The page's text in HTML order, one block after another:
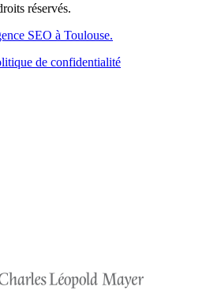
réservés.
SEO à Toulouse.
de confidentialité